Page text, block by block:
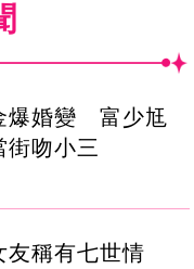
爆婚變 富少尪
街吻小三
友稱有七世情